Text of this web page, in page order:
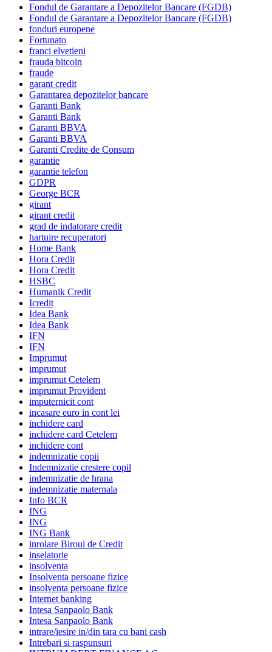
Fondul de Garantare a Depozitelor Bancare (FGDB)
Fondul de Garantare a Depozitelor Bancare (FGDB)
fonduri europene
Fortunato
franci elvetieni
frauda bitcoin
fraude
garant credit
Garantarea depozitelor bancare
Garanti Bank
Garanti Bank
Garanti BBVA
Garanti BBVA
Garanti Credite de Consum
garantie
garantie telefon
GDPR
George BCR
girant
girant credit
grad de indatorare credit
hartuire recuperatori
Home Bank
Hora Credit
Hora Credit
HSBC
Humanik Credit
Icredit
Idea Bank
Idea Bank
IFN
IFN
Imprumut
imprumut
imprumut Cetelem
imprumut Provident
imputernicit cont
incasare euro in cont lei
inchidere card
inchidere card Cetelem
inchidere cont
indemnizatie copii
Indemnizatie crestere copil
indemnizatie de hrana
indemnizatie maternala
Info BCR
ING
ING
ING Bank
inrolare Biroul de Credit
inselatorie
insolventa
Insolventa persoane fizice
insolventa persoane fizice
Internet banking
Intesa Sanpaolo Bank
Intesa Sanpaolo Bank
intrare/iesire in/din tara cu bani cash
Intrebari si raspunsuri